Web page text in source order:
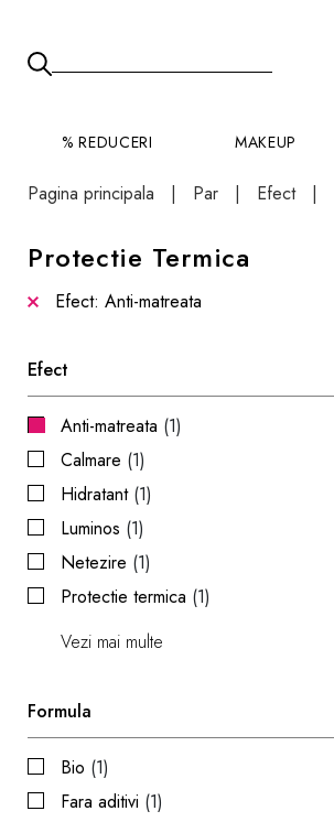
% REDUCERI MAKEUP
Pagina principala Par Efect
Protectie Termica
Efect: Anti-matreata
Efect
Anti-matreata (1)
Calmare (1)
Hidratant(1)
Luminos (1)
Netezire (1)
Protectie termica (1)
Vezi mai multe
Formula
Bio (1)
Fara aditivi (1)